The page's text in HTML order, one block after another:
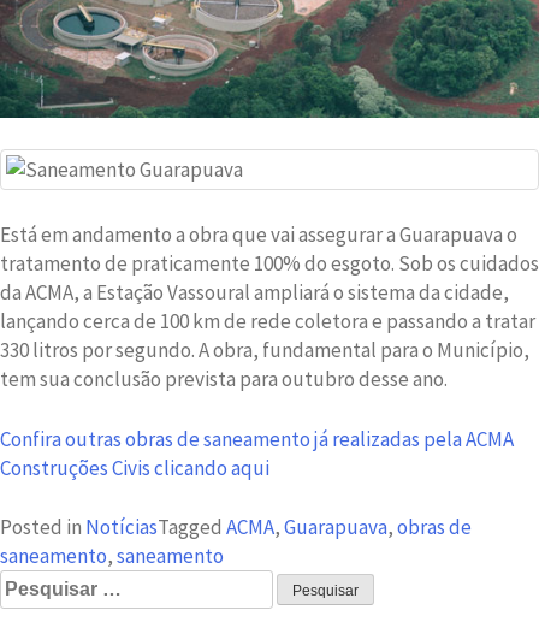
Está em andamento a obra que vai assegurar a Guarapuava o
tratamento de praticamente 100% do esgoto. Sob os cuidados
da ACMA, a Estação Vassoural ampliará o sistema da cidade,
lançando cerca de 100 km de rede coletora e passando a tratar
330 litros por segundo. A obra, fundamental para o Município,
tem sua conclusão prevista para outubro desse ano.
Confira outras obras de saneamento já realizadas pela ACMA
Construções Civis clicando aqui
Posted in NotíciasTagged ACMA,Guarapuava,obras de
saneamento,saneamento
Pesquisar
por: